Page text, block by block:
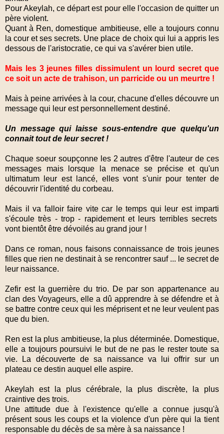
Pour Akeylah, ce départ est pour elle l'occasion de quitter un
père violent.
Quant à Ren, domestique ambitieuse, elle a toujours connu
la cour et ses secrets. Une place de choix qui lui a appris les
dessous de l'aristocratie, ce qui va s'avérer bien utile.
Mais les 3 jeunes filles dissimulent un lourd secret que
ce soit un acte de trahison, un parricide ou un meurtre !
Mais à peine arrivées à la cour, chacune d'elles découvre un
message qui leur est personnellement destiné.
Un message qui laisse sous-entendre que quelqu'un
connait tout de leur secret !
Chaque soeur soupçonne les 2 autres d'être l'auteur de ces
messages mais lorsque la menace se précise et qu'un
ultimatum leur est lancé, elles vont s'unir pour tenter de
découvrir l'identité du corbeau.
Mais il va falloir faire vite car le temps qui leur est imparti
s'écoule très - trop - rapidement et leurs terribles secrets
vont bientôt être dévoilés au grand jour !
Dans ce roman, nous faisons connaissance de trois jeunes
filles que rien ne destinait à se rencontrer sauf ... le secret de
leur naissance.
Zefir est la guerrière du trio. De par son appartenance au
clan des Voyageurs, elle a dû apprendre à se défendre et à
se battre contre ceux qui les méprisent et ne leur veulent pas
que du bien.
Ren est la plus ambitieuse, la plus déterminée. Domestique,
elle a toujours poursuivi le but de ne pas le rester toute sa
vie. La découverte de sa naissance va lui offrir sur un
plateau ce destin auquel elle aspire.
Akeylah est la plus cérébrale, la plus discrète, la plus
craintive des trois.
Une attitude due à l'existence qu'elle a connue jusqu'à
présent sous les coups et la violence d'un père qui la tient
responsable du décès de sa mère à sa naissance !